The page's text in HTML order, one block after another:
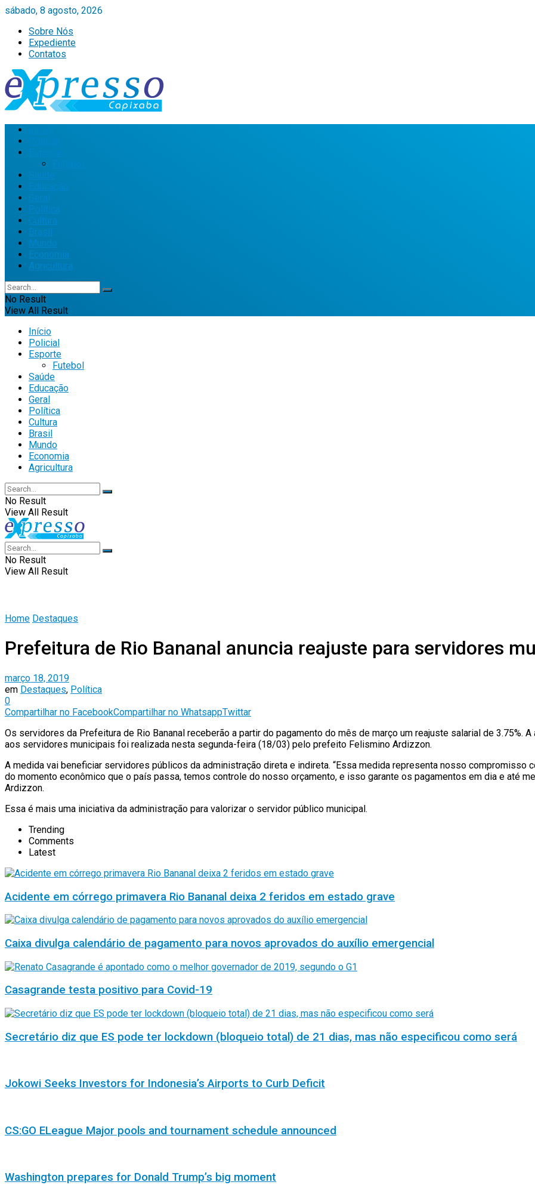
sábado, 8 agosto, 2026
Sobre Nós
Expediente
Contatos
Política
Cultura
Brasil
Mundo
Economia
Agricultura
No Result
View All Result
Início
Policial
Esporte
Futebol
Saúde
Educação
Geral
Política
Cultura
Brasil
Mundo
Economia
Agricultura
No Result
View All Result
No Result
View All Result
Home Destaques
Prefeitura de Rio Bananal anuncia reajuste para servidores
março 18, 2019
em Destaques, Política
0
Compartilhar no FacebookCompartilhar no WhatsappTwittar
Os servidores da Prefeitura de Rio Bananal receberão a partir do pagamento do mês de março um reajuste salarial de 3.75%.
aos servidores municipais foi realizada nesta segunda-feira (18/03) pelo prefeito Felismino Ardizzon.
A medida vai beneficiar servidores públicos da administração direta e indireta. “Essa medida representa nosso compromisso
do momento econômico que o país passa, temos controle do nosso orçamento, e isso garante os pagamentos em dia e até
Ardizzon.
Essa é mais uma iniciativa da administração para valorizar o servidor público municipal.
Trending
Comments
Latest
Acidente em córrego primavera Rio Bananal deixa 2 feridos em estado grave
Caixa divulga calendário de pagamento para novos aprovados do auxílio emergencial
Casagrande testa positivo para Covid-19
Secretário diz que ES pode ter lockdown (bloqueio total) de 21 dias, mas não especificou como será
Jokowi Seeks Investors for Indonesia’s Airports to Curb Deficit
CS:GO ELeague Major pools and tournament schedule announced
Washington prepares for Donald Trump’s big moment